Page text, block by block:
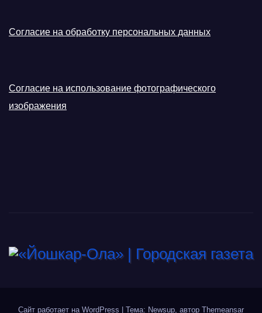
Согласие на обработку персональных данных
Согласие на использование фотографического
изображения
Сайт работает на WordPress Тема: Newsup, автор Themeansar